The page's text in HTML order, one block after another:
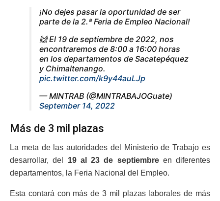
¡No dejes pasar la oportunidad de ser
parte de la 2.ª Feria de Empleo Nacional!
🙌 El 19 de septiembre de 2022, nos
encontraremos de 8:00 a 16:00 horas
en los departamentos de Sacatepéquez
y Chimaltenango.
pic.twitter.com/k9y44auLJp
— MINTRAB (@MINTRABAJOGuate)
September 14, 2022
Más de 3 mil plazas
La meta de las autoridades del Ministerio de Trabajo es
desarrollar, del 19 al 23 de septiembreen diferentes
departamentos, la Feria Nacional del Empleo.
Esta contará con más de 3 mil plazas laborales de más